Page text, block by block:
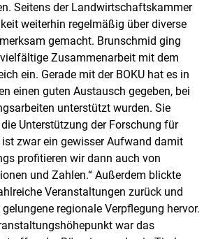
Seitens der Landwirtschaftskammer
weiterhin regelmäßig über diverse
gemacht. Brunschmid ging
Zusammenarbeit mit dem
ein. Gerade mit der BOKU hat es in
einen guten Austausch gegeben, bei
unterstützt wurden. Sie
Unterstützung der Forschung für
zwar ein gewisser Aufwand damit
profitieren wir dann auch von
und Zahlen.“ Außerdem blickte
Veranstaltungen zurück und
regionale Verpflegung hervor.
war das